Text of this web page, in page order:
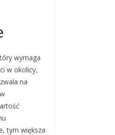
wymaga
w okolicy,
na
tym większa